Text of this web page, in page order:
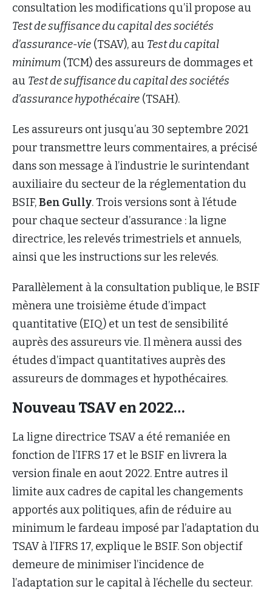
consultation les modifications qu’il propose au
Test de suffisance du capital des sociétés
d’assurance-vie (TSAV), au Test du capital
minimum (TCM) des assureurs de dommages et
au Test de suffisance du capital des sociétés
d’assurance hypothécaire (TSAH).
Les assureurs ont jusqu’au 30 septembre 2021
pour transmettre leurs commentaires, a précisé
dans son message à l’industrie le surintendant
auxiliaire du secteur de la réglementation du
BSIF,Ben Gully. Trois versions sont à l’étude
pour chaque secteur d’assurance : la ligne
directrice, les relevés trimestriels et annuels,
ainsi que les instructions sur les relevés.
Parallèlement à la consultation publique, le BSIF
mènera une troisième étude d’impact
quantitative (EIQ) et un test de sensibilité
auprès des assureurs vie. Il mènera aussi des
études d’impact quantitatives auprès des
assureurs de dommages et hypothécaires.
Nouveau TSAV en 2022…
La ligne directrice TSAV a été remaniée en
fonction de l’IFRS 17 et le BSIF en livrera la
version finale en aout 2022. Entre autres il
limite aux cadres de capital les changements
apportés aux politiques, afin de réduire au
minimum le fardeau imposé par l’adaptation du
TSAV à l’IFRS 17, explique le BSIF. Son objectif
demeure de minimiser l’incidence de
l’adaptation sur le capital à l’échelle du secteur.